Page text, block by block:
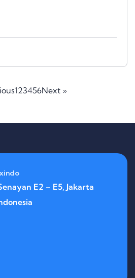
123456Next »
E2 – E5, Jakarta